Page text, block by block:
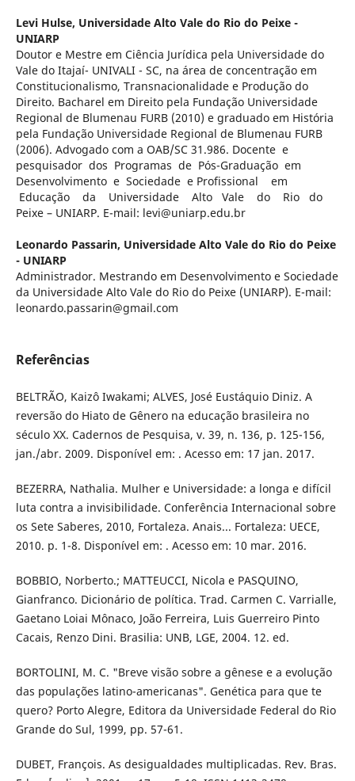
Levi Hulse, Universidade Alto Vale do Rio do Peixe -
UNIARP
Doutor e Mestre em Ciência Jurídica pela Universidade do
Vale do Itajaí- UNIVALI - SC, na área de concentração em
Constitucionalismo, Transnacionalidade e Produção do
Direito. Bacharel em Direito pela Fundação Universidade
Regional de Blumenau FURB (2010) e graduado em História
pela Fundação Universidade Regional de Blumenau FURB
(2006). Advogado com a OAB/SC 31.986. Docente e
pesquisador dos Programas de Pós-Graduação em
Desenvolvimento e Sociedade e Profissional em
Educação da Universidade Alto Vale do Rio do
Peixe – UNIARP. E-mail: levi@uniarp.edu.br
Leonardo Passarin, Universidade Alto Vale do Rio do Peixe
- UNIARP
Administrador. Mestrando em Desenvolvimento e Sociedade
da Universidade Alto Vale do Rio do Peixe (UNIARP). E-mail:
leonardo.passarin@gmail.com
Referências
BELTRÃO, Kaizô Iwakami; ALVES, José Eustáquio Diniz. A
reversão do Hiato de Gênero na educação brasileira no
século XX. Cadernos de Pesquisa, v. 39, n. 136, p. 125-156,
jan./abr. 2009. Disponível em: . Acesso em: 17 jan. 2017.
BEZERRA, Nathalia. Mulher e Universidade: a longa e difícil
luta contra a invisibilidade. Conferência Internacional sobre
os Sete Saberes, 2010, Fortaleza. Anais... Fortaleza: UECE,
2010. p. 1-8. Disponível em: . Acesso em: 10 mar. 2016.
BOBBIO, Norberto.; MATTEUCCI, Nicola e PASQUINO,
Gianfranco. Dicionário de política. Trad. Carmen C. Varrialle,
Gaetano Loiai Mônaco, João Ferreira, Luis Guerreiro Pinto
Cacais, Renzo Dini. Brasilia: UNB, LGE, 2004. 12. ed.
BORTOLINI, M. C. "Breve visão sobre a gênese e a evolução
das populações latino-americanas". Genética para que te
quero? Porto Alegre, Editora da Universidade Federal do Rio
Grande do Sul, 1999, pp. 57-61.
DUBET, François. As desigualdades multiplicadas. Rev. Bras.